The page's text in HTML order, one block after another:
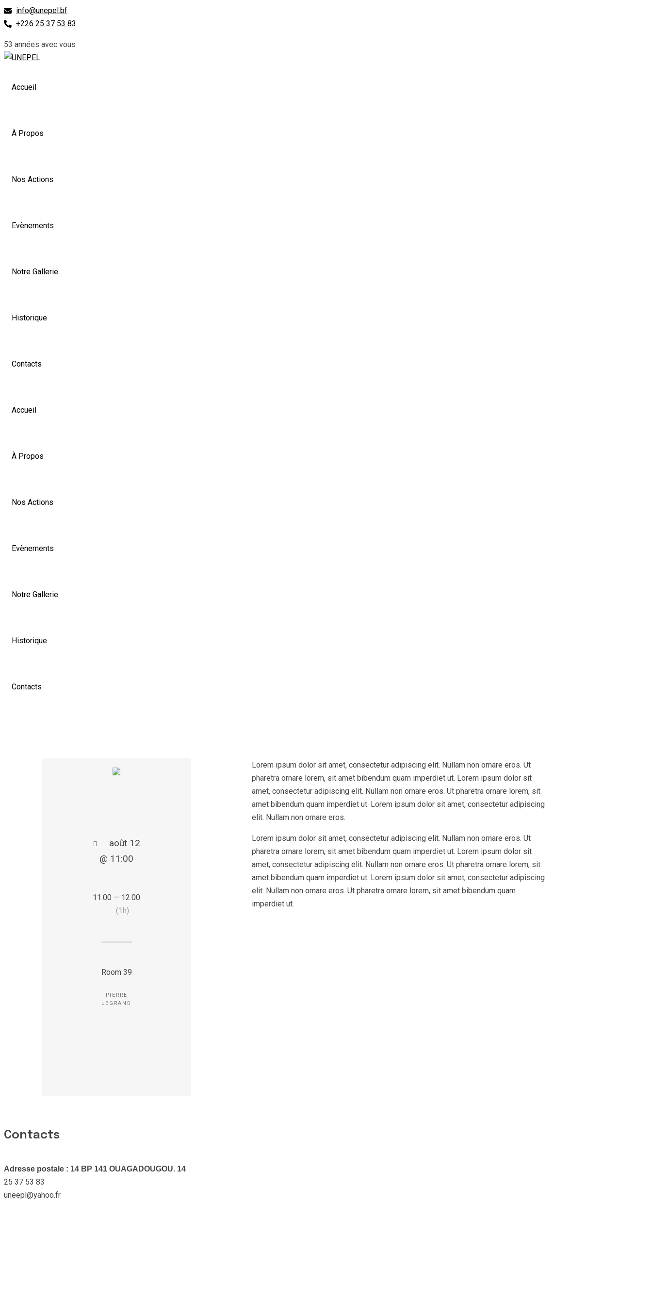
Skip
to
info@unepel.bf
+226 25 37 53 83
53 années avec vous
Accueil
À Propos
Nos Actions
Evènements
Notre Gallerie
Historique
Contacts
Accueil
À Propos
Nos Actions
Evènements
Notre Gallerie
Historique
Contacts
Lorem ipsum dolor sit amet, consectetur adipiscing elit. Nullam non ornare eros. Ut
pharetra ornare lorem, sit amet bibendum quam imperdiet ut. Lorem ipsum dolor sit
amet, consectetur adipiscing elit. Nullam non ornare eros. Ut pharetra ornare lorem, sit
amet bibendum quam imperdiet ut. Lorem ipsum dolor sit amet, consectetur adipiscing
elit. Nullam non ornare eros.
Lorem ipsum dolor sit amet, consectetur adipiscing elit. Nullam non ornare eros. Ut
pharetra ornare lorem, sit amet bibendum quam imperdiet ut. Lorem ipsum dolor sit
amet, consectetur adipiscing elit. Nullam non ornare eros. Ut pharetra ornare lorem, sit
amet bibendum quam imperdiet ut. Lorem ipsum dolor sit amet, consectetur adipiscing
elit. Nullam non ornare eros. Ut pharetra ornare lorem, sit amet bibendum quam
imperdiet ut.
août 12
@ 11:00
11:00 — 12:00
(1h)
Room 39
PIERRE
LEGRAND
Contacts
Adresse postale : 14 BP 141 OUAGADOUGOU. 14
25 37 53 83
uneepl@yahoo.fr